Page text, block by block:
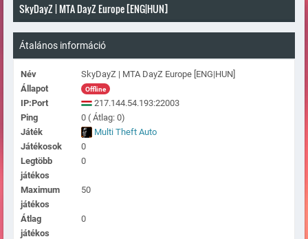
SkyDayZ | MTA DayZ Europe [ENG|HUN]
Átalános információ
Név
SkyDayZ | MTA DayZ Europe [ENG|HUN]
Állapot
Offline
IP:Port
217.144.54.193:22003
Ping
0 ( Átlag: 0)
Játék
Multi Theft Auto
Játékosok
0
Legtöbb
játékos
0
Maximum
játékos
50
Átlag
játékos
0